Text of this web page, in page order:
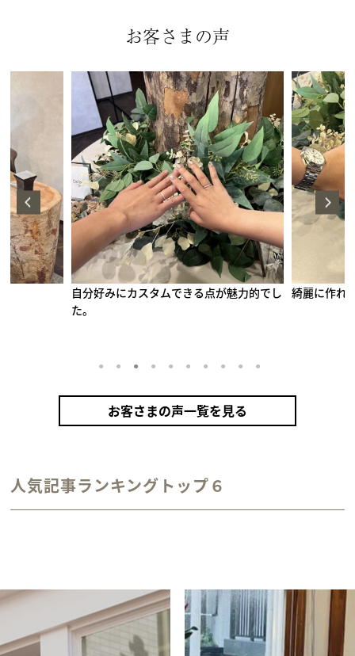
カラーリング（アンティークゴールド）
お客さまの声
自分好みにカスタムできる点が魅力的でし
た。
綺麗に作れ
1 2 3 4 5 6 7 8 9 10
お客さまの声一覧を見る
人気記事ランキングトップ６